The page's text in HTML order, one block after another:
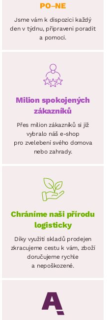
PO–NE
Jsme vám k dispozici každý
den v týdnu, připraveni poradit
a pomoci.
Milion spokojených
zákazníků
Přes milion zákazníků si již
vybralo náš e-shop
pro zvelebení svého domova
nebo zahrady.
Chráníme naši přírodu
logisticky
Díky využití skladů prodejen
zkracujeme cestu k vám, zboží
doručujeme rychle
a nepoškozené.